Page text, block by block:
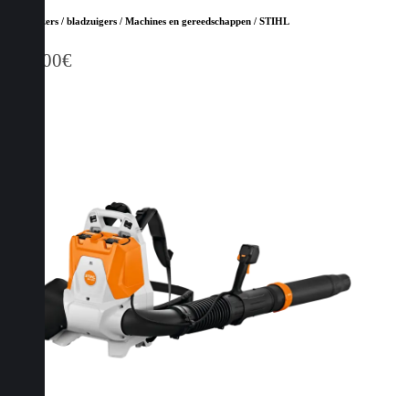
Bladblazers / bladzuigers / Machines en gereedschappen / STIHL
169,00€